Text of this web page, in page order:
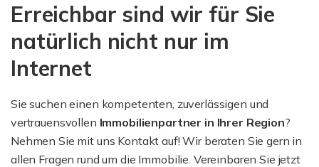
Erreichbar sind wir für Sie
natürlich nicht nur im
Internet
Sie suchen einen kompetenten, zuverlässigen und
vertrauensvollen Immobilienpartner in Ihrer Region?
Nehmen Sie mit uns Kontakt auf! Wir beraten Sie gern in
allen Fragen rund um die Immobilie. Vereinbaren Sie jetzt